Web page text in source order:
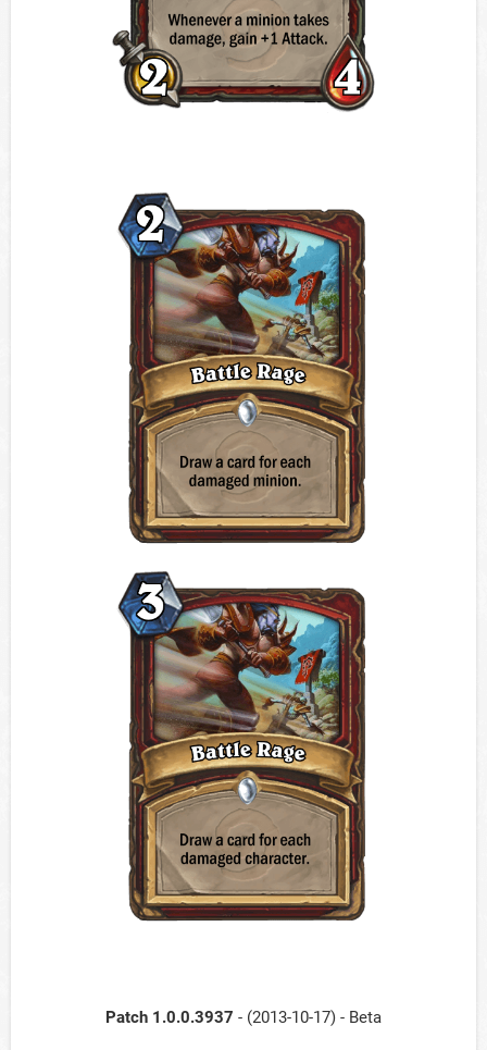
Patch 1.0.0.3937 - (2013-10-17) - Beta